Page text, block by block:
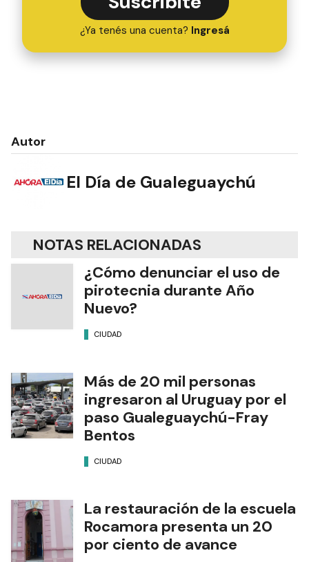
¿Ya tenés una cuenta? Ingresá
Autor
El Día de Gualeguaychú
NOTAS RELACIONADAS
¿Cómo denunciar el uso de
pirotecnia durante Año
Nuevo?
CIUDAD
Más de 20 mil personas
ingresaron al Uruguay por el
paso Gualeguaychú-Fray
Bentos
CIUDAD
La restauración de la escuela
Rocamora presenta un 20
por ciento de avance